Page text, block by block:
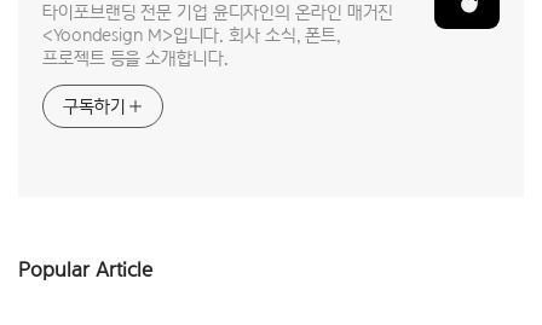
타이포브랜딩 전문 기업 윤디자인의 온라인 매거진
<Yoondesign M>입니다. 회사 소식, 폰트,
프로젝트 등을 소개합니다.
구독하기
Popular Article